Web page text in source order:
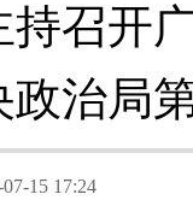
持召开
政治局
15 17:24